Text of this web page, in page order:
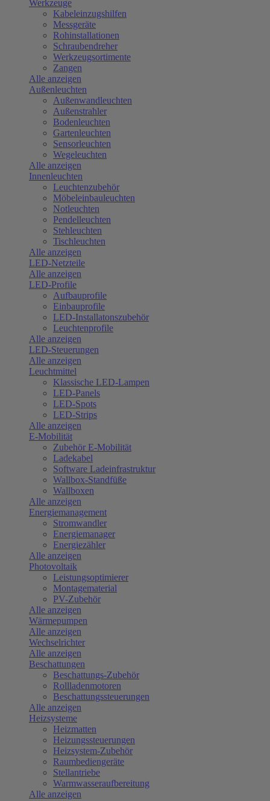
Werkzeuge
Kabeleinzugshilfen
Messgeräte
Rohinstallationen
Schraubendreher
Werkzeugsortimente
Zangen
Alle anzeigen
Außenleuchten
Außenwandleuchten
Außenstrahler
Bodenleuchten
Gartenleuchten
Sensorleuchten
Wegeleuchten
Alle anzeigen
Innenleuchten
Leuchtenzubehör
Möbeleinbauleuchten
Notleuchten
Pendelleuchten
Stehleuchten
Tischleuchten
Alle anzeigen
LED-Netzteile
Alle anzeigen
LED-Profile
Aufbauprofile
Einbauprofile
LED-Installatonszubehör
Leuchtenprofile
Alle anzeigen
LED-Steuerungen
Alle anzeigen
Leuchtmittel
Klassische LED-Lampen
LED-Panels
LED-Spots
LED-Strips
Alle anzeigen
E-Mobilität
Zubehör E-Mobilität
Ladekabel
Software Ladeinfrastruktur
Wallbox-Standfüße
Wallboxen
Alle anzeigen
Energiemanagement
Stromwandler
Energiemanager
Energiezähler
Alle anzeigen
Photovoltaik
Leistungsoptimierer
Montagematerial
PV-Zubehör
Alle anzeigen
Wärmepumpen
Alle anzeigen
Wechselrichter
Alle anzeigen
Beschattungen
Beschattungs-Zubehör
Rollladenmotoren
Beschattungssteuerungen
Alle anzeigen
Heizsysteme
Heizmatten
Heizungssteuerungen
Heizsystem-Zubehör
Raumbediengeräte
Stellantriebe
Warmwasseraufbereitung
Alle anzeigen